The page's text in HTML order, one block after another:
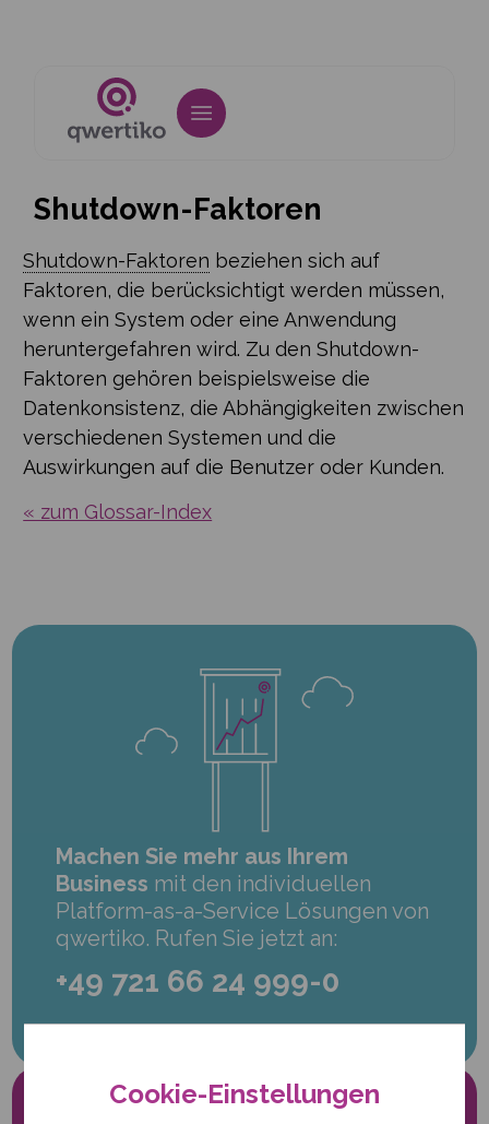
Cookie-Einstellungen
Shutdown-Faktoren
Shutdown-Faktoren beziehen sich auf
Faktoren, die berücksichtigt werden müssen,
wenn ein System oder eine Anwendung
heruntergefahren wird. Zu den Shutdown-
Faktoren gehören beispielsweise die
Datenkonsistenz, die Abhängigkeiten zwischen
verschiedenen Systemen und die
Auswirkungen auf die Benutzer oder Kunden.
« zum Glossar-Index
Machen Sie mehr aus Ihrem
Business mit den individuellen
Platform-as-a-Service Lösungen von
qwertiko. Rufen Sie jetzt an:
+49 721 66 24 999-0